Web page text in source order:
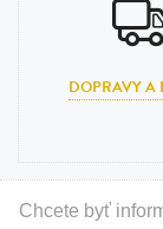
DOPRAVY A
Chcete byť